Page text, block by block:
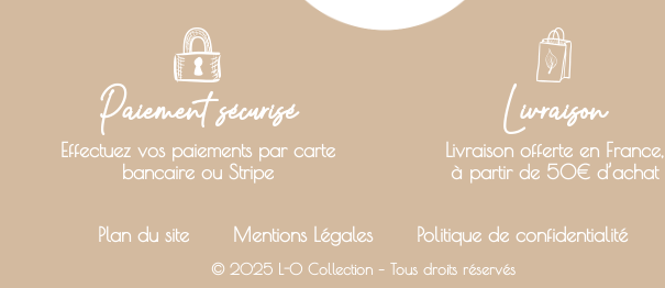
Paiement sécurisé
Effectuez vos paiements par carte
bancaire ou Stripe
Livraison
Livraison offerte en France,
à partir de 50€ d’achat
Plan du site Mentions Légales Politique de confidentialité
© 2025 L-O Collection – Tous droits réservés